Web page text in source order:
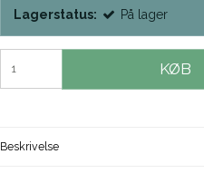
Lagerstatus: På lager
KØB
Beskrivelse